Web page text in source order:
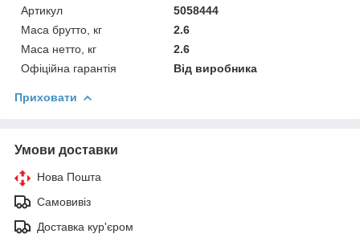
Артикул
5058444
Маса брутто, кг
2.6
Маса нетто, кг
2.6
Офіційна гарантія
Від виробника
Приховати
Умови доставки
Нова Пошта
Самовивіз
Доставка кур'єром